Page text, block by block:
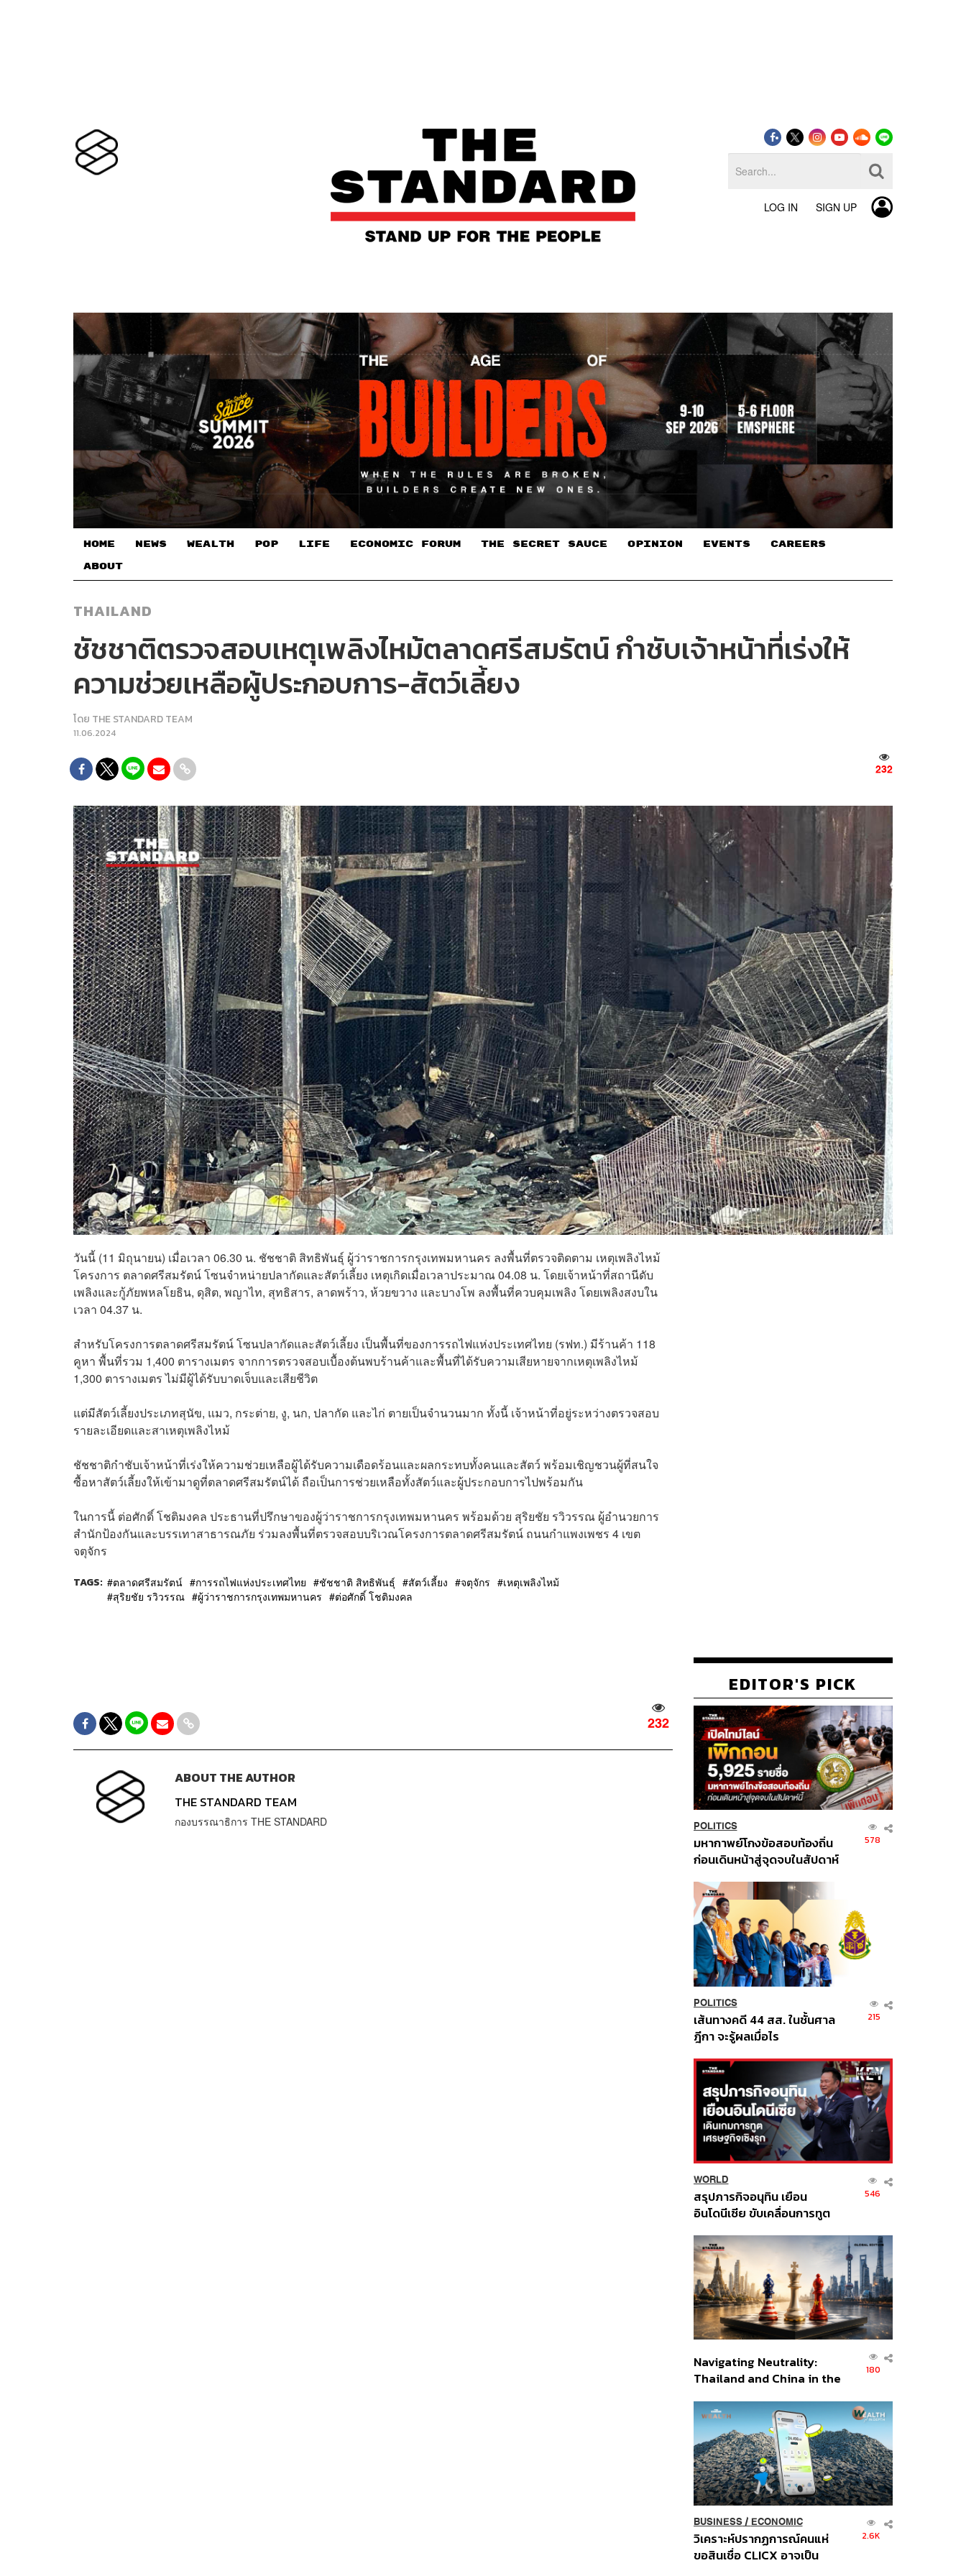
LOG IN SIGN UP
HOME NEWS WEALTH POP LIFE ECONOMIC FORUM THE SECRET SAUCE​ OPINION EVENTS CAREERS
ABOUT
THAILAND
ชัชชาติตรวจสอบเหตุเพลิงไหม้ตลาดศรีสมรัตน์ กำชับเจ้าหน้าที่เร่งให้
ความช่วยเหลือผู้ประกอบการ-สัตว์เลี้ยง
โดย THE STANDARD TEAM
11.06.2024
232
วันนี้ (11 มิถุนายน) เมื่อเวลา 06.30 น. ชัชชาติ สิทธิพันธุ์ ผู้ว่าราชการกรุงเทพมหานคร ลงพื้นที่ตรวจติดตาม เหตุเพลิงไหม้
โครงการ ตลาดศรีสมรัตน์ โซนจำหน่ายปลากัดและสัตว์เลี้ยง เหตุเกิดเมื่อเวลาประมาณ 04.08 น. โดยเจ้าหน้าที่สถานีดับ
เพลิงและกู้ภัยพหลโยธิน, ดุสิต, พญาไท, สุทธิสาร, ลาดพร้าว, ห้วยขวาง และบางโพ ลงพื้นที่ควบคุมเพลิง โดยเพลิงสงบใน
เวลา 04.37 น.
สำหรับโครงการตลาดศรีสมรัตน์ โซนปลากัดและสัตว์เลี้ยง เป็นพื้นที่ของการรถไฟแห่งประเทศไทย (รฟท.) มีร้านค้า 118
คูหา พื้นที่รวม 1,400 ตารางเมตร จากการตรวจสอบเบื้องต้นพบร้านค้าและพื้นที่ได้รับความเสียหายจากเหตุเพลิงไหม้
1,300 ตารางเมตร ไม่มีผู้ได้รับบาดเจ็บและเสียชีวิต
แต่มีสัตว์เลี้ยงประเภทสุนัข, แมว, กระต่าย, งู, นก, ปลากัด และไก่ ตายเป็นจำนวนมาก ทั้งนี้ เจ้าหน้าที่อยู่ระหว่างตรวจสอบ
รายละเอียดและสาเหตุเพลิงไหม้
ชัชชาติกำชับเจ้าหน้าที่เร่งให้ความช่วยเหลือผู้ได้รับความเดือดร้อนและผลกระทบทั้งคนและสัตว์ พร้อมเชิญชวนผู้ที่สนใจ
ซื้อหาสัตว์เลี้ยงให้เข้ามาดูที่ตลาดศรีสมรัตน์ได้ ถือเป็นการช่วยเหลือทั้งสัตว์และผู้ประกอบการไปพร้อมกัน
ในการนี้ ต่อศักดิ์ โชติมงคล ประธานที่ปรึกษาของผู้ว่าราชการกรุงเทพมหานคร พร้อมด้วย สุริยชัย รวิวรรณ ผู้อำนวยการ
สำนักป้องกันและบรรเทาสาธารณภัย ร่วมลงพื้นที่ตรวจสอบบริเวณโครงการตลาดศรีสมรัตน์ ถนนกำแพงเพชร 4 เขต
จตุจักร
TAGS: ตลาดศรีสมรัตน์ การรถไฟแห่งประเทศไทย ชัชชาติ สิทธิพันธุ์ สัตว์เลี้ยง จตุจักร
เหตุเพลิงไหม้
สุริยชัย รวิวรรณ
ผู้ว่าราชการกรุงเทพมหานคร ต่อศักดิ์ โชติมงคล
232
ABOUT THE AUTHOR
THE STANDARD TEAM
กองบรรณาธิการ THE STANDARD
EDITOR'S PICK
POLITICS
มหากาพย์โกงข้อสอบท้องถิ่น
ก่อนเดินหน้าสู่จุดจบในสัปดาห์
578
POLITICS
เส้นทางคดี 44 สส. ในชั้นศาล
ฎีกา จะรู้ผลเมื่อไร
215
WORLD
สรุปภารกิจอนุทิน เยือน
อินโดนีเซีย ขับเคลื่อนการทูต
ส่วนยุทธศาสตร์ไทย –
อินโดนีเซีย
546
Navigating Neutrality:
Thailand and China in the
Order
180
BUSINESS/ ECONOMIC
วิเคราะห์ปรากฏการณ์คนแห่
ขอสินเชื่อ CLICX อาจเป็น
2.6K